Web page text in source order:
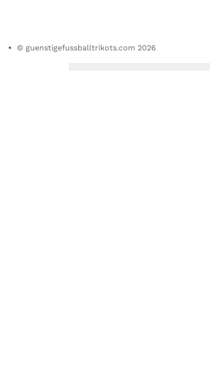
© guenstigefussballtrikots.com 2026